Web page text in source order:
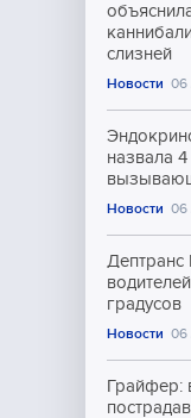
слизней
Новости 06
назвала
Новости 06
градусов
Новости 06
Грайфер: